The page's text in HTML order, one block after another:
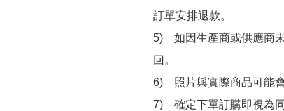
訂單安排退款。
5)　如因生產商或供應商
回。
6)　照片與實際商品可能
7)　確定下單訂購即視為